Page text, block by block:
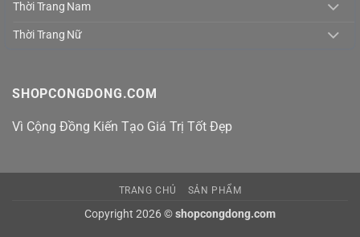
Thời Trang Nam
Thời Trang Nữ
SHOPCONGDONG.COM
Vì Cộng Đồng Kiến Tạo Giá Trị Tốt Đẹp
TRANG CHỦ SẢN PHẨM
Copyright 2026 ©shopcongdong.com